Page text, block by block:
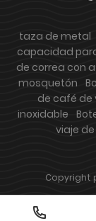
taza de metal
capacidad
de correa con
mosquetón
de café de
inoxidable
viaje
Copyright